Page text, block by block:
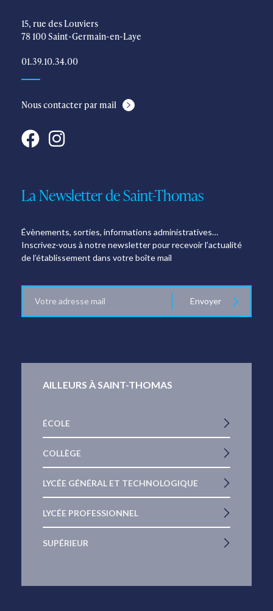
15, rue des Louviers
78 100 Saint-Germain-en-Laye
01.39.10.34.00
Nous contacter par mail
La Newsletter de Saint-Thomas
Évènements, sorties, informations administratives…
Inscrivez-vous à notre newsletter pour recevoir l’actualité
de l’établissement dans votre boîte mail
mail
Envoyer
AILLEURS À SAINT-THOMAS
ÉCOLE
COLLÈGE
LYCÉE GÉNÉRAL ET TECHNOLOGIQUE
LYCÉE PROFESSIONNEL
SUPÉRIEUR